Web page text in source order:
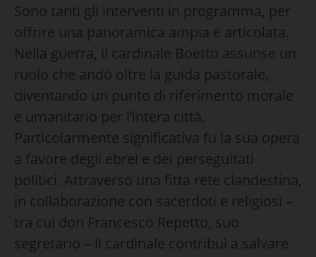
Sono tanti gli interventi in programma, per
offrire una panoramica ampia e articolata.
Nella guerra, il cardinale Boetto assunse un
ruolo che andò oltre la guida pastorale,
diventando un punto di riferimento morale
e umanitario per l’intera città.
Particolarmente significativa fu la sua opera
a favore degli ebrei e dei perseguitati
politici. Attraverso una fitta rete clandestina,
in collaborazione con sacerdoti e religiosi –
tra cui don Francesco Repetto, suo
segretario – il cardinale contribuì a salvare